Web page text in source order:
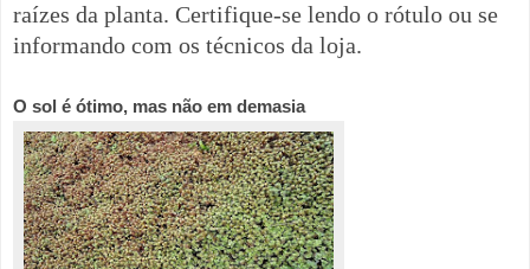
raízes da planta. Certifique-se lendo o rótulo ou se
informando com os técnicos da loja.
O sol é ótimo, mas não em demasia